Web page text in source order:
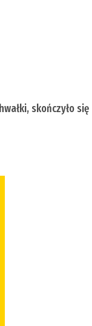
skończyło się